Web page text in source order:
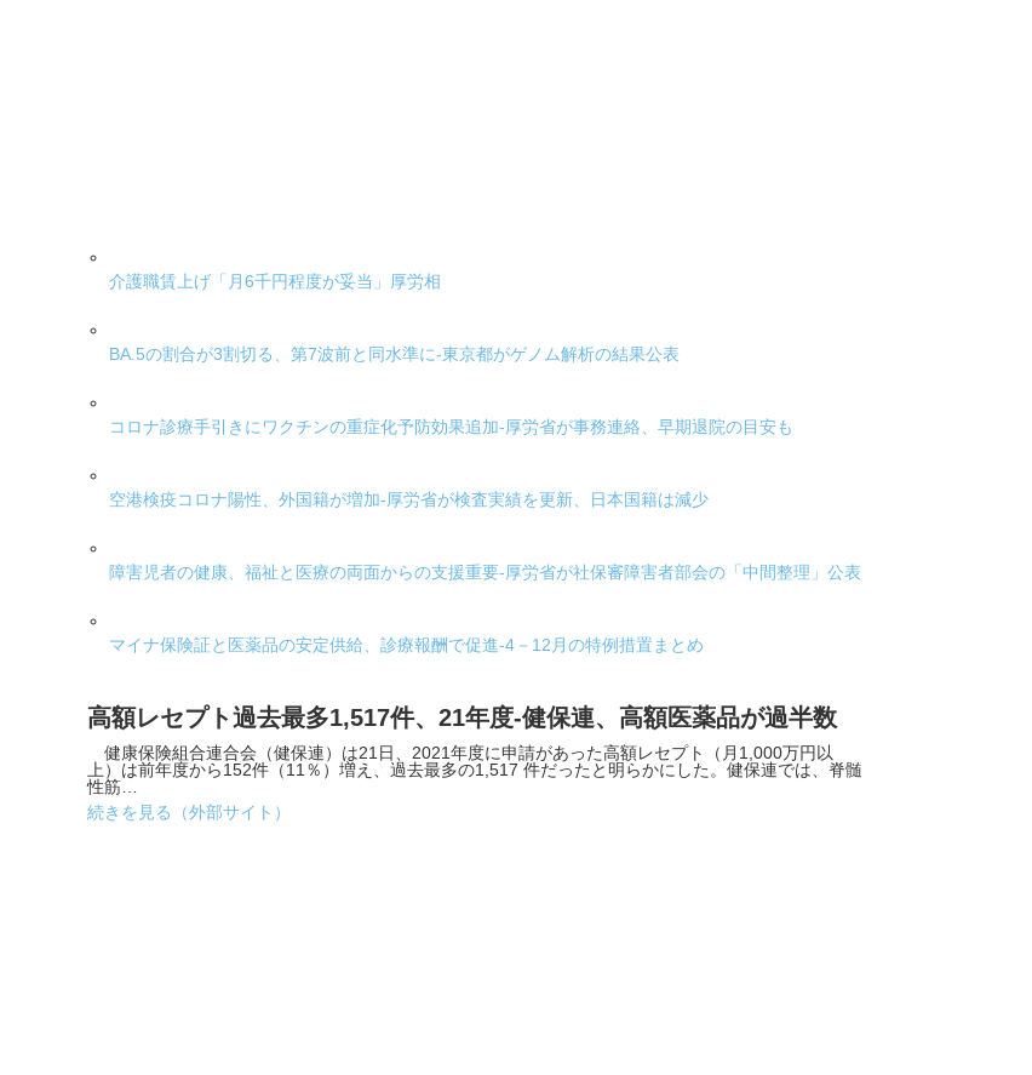
介護職賃上げ「月6千円程度が妥当」厚労相
BA.5の割合が3割切る、第7波前と同水準に-東京都がゲノム解析の結果公表
コロナ診療手引きにワクチンの重症化予防効果追加-厚労省が事務連絡、早期退院の目安も
空港検疫コロナ陽性、外国籍が増加-厚労省が検査実績を更新、日本国籍は減少
障害児者の健康、福祉と医療の両面からの支援重要-厚労省が社保審障害者部会の「中間整理」公表
マイナ保険証と医薬品の安定供給、診療報酬で促進-4－12月の特例措置まとめ
高額レセプト過去最多1,517件、21年度-健保連、高額医薬品が過半数
健康保険組合連合会（健保連）は21日、2021年度に申請があった高額レセプト（月1,000万円以
上）は前年度から152件（11％）増え、過去最多の1,517 件だったと明らかにした。健保連では、脊髄
性筋…
続きを見る（外部サイト）